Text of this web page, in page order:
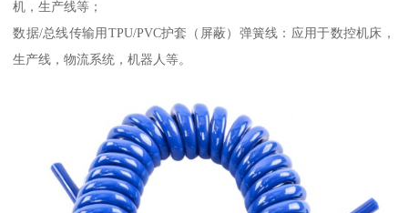
机，生产线等；
数据/总线传输用TPU/PVC护套（屏蔽）弹簧线：应用于数控机床，
生产线，物流系统，机器人等。